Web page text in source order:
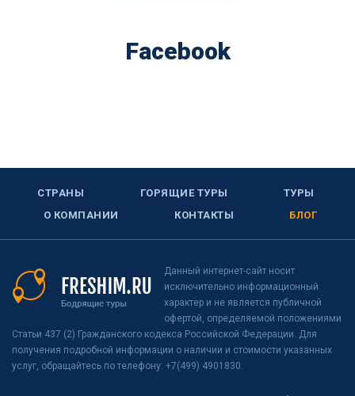
Facebook
СТРАНЫ ГОРЯЩИЕ ТУРЫ
ТУРЫ
О КОМПАНИИ
КОНТАКТЫ БЛОГ
Данный интернет-сайт носит
исключительно информационный
характер и не является публичной
офертой, определяемой положениями
Статьи 437 (2) Гражданского кодекса Российской Федерации. Для
получения подробной информации о наличии и стоимости указанных
услуг, обращайтесь по телефону: +7(499) 4901830.